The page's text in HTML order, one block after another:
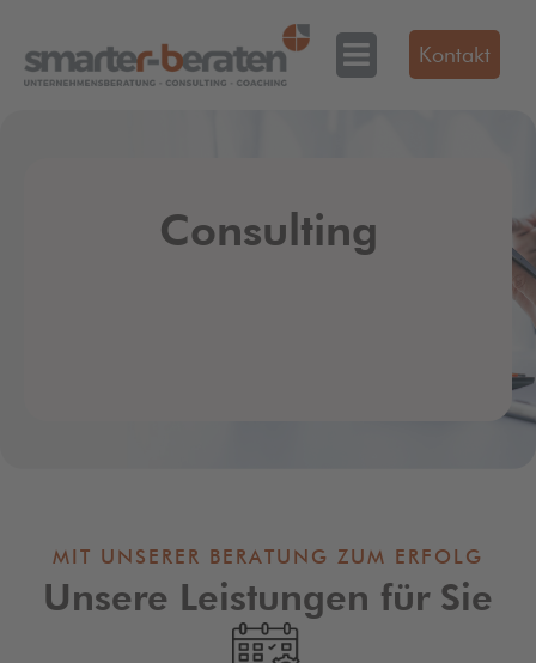
Kontakt
Consulting
MIT UNSERER BERATUNG ZUM ERFOLG
Unsere Leistungen für Sie